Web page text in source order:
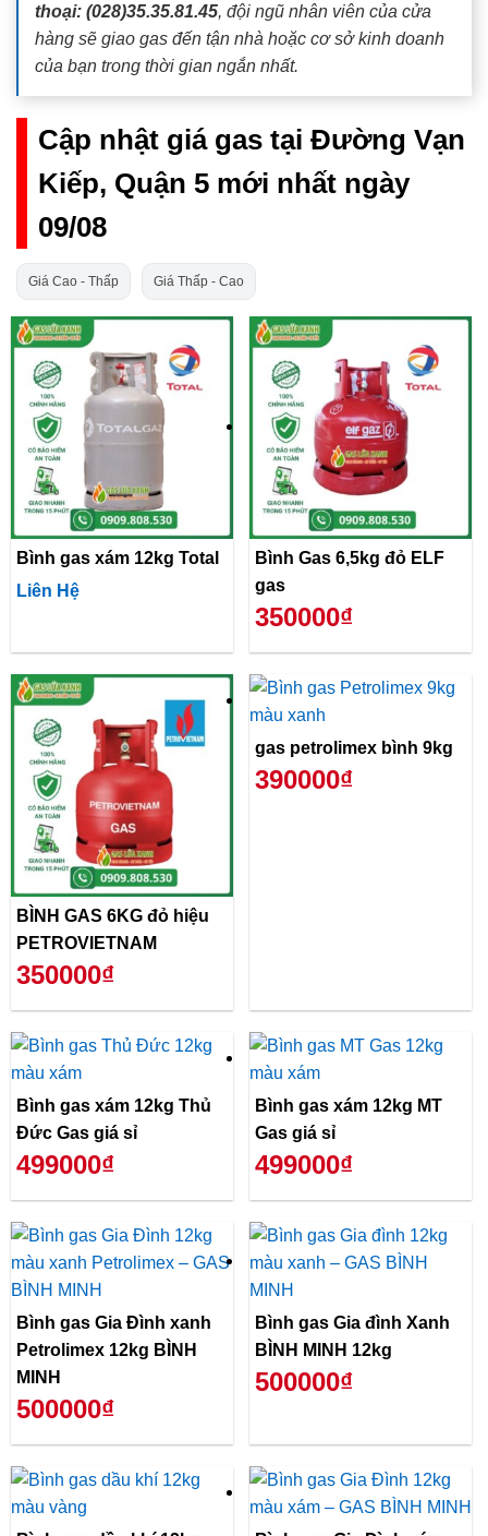
thoại: (028)35.35.81.45, đội ngũ nhân viên của cửa
hàng sẽ giao gas đến tận nhà hoặc cơ sở kinh doanh
của bạn trong thời gian ngắn nhất.
Cập nhật giá gas tại Đường Vạn
Kiếp, Quận 5 mới nhất ngày
09/08
Giá Cao - Thấp Giá Thấp - Cao
Bình gas xám 12kg Total
Liên Hệ
Bình Gas 6,5kg đỏ ELF
gas
350000₫
BÌNH GAS 6KG đỏ hiệu
PETROVIETNAM
350000₫
gas petrolimex bình 9kg
390000₫
Bình gas xám 12kg Thủ
Đức Gas giá sỉ
499000₫
Bình gas xám 12kg MT
Gas giá sỉ
499000₫
Bình gas Gia Đình xanh
Petrolimex 12kg BÌNH
MINH
500000₫
Bình gas Gia đình Xanh
BÌNH MINH 12kg
500000₫